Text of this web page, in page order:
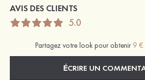
AVIS DES CLIENTS
5.0
Partagez votre look pour obtenir 9 €
ÉCRIRE UN